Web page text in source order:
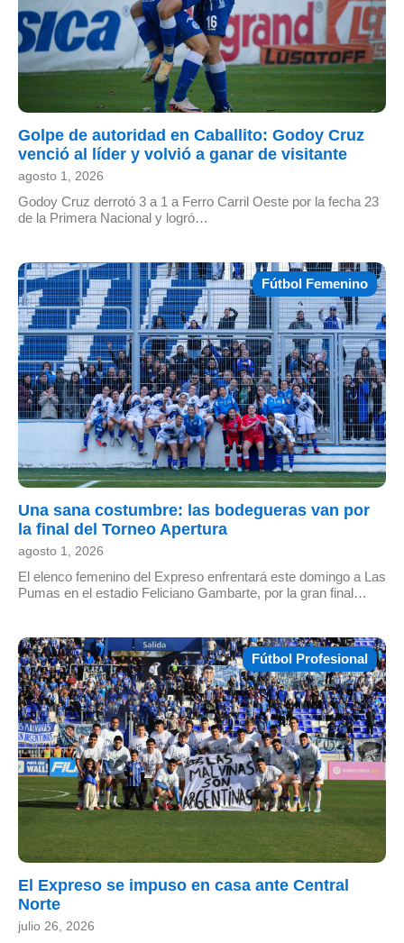
Golpe de autoridad en Caballito: Godoy Cruz
venció al líder y volvió a ganar de visitante
agosto 1, 2026
Godoy Cruz derrotó 3 a 1 a Ferro Carril Oeste por la fecha 23
de la Primera Nacional y logró…
Fútbol Femenino
Una sana costumbre: las bodegueras van por
la final del Torneo Apertura
agosto 1, 2026
El elenco femenino del Expreso enfrentará este domingo a Las
Pumas en el estadio Feliciano Gambarte, por la gran final…
Fútbol Profesional
El Expreso se impuso en casa ante Central
Norte
julio 26, 2026